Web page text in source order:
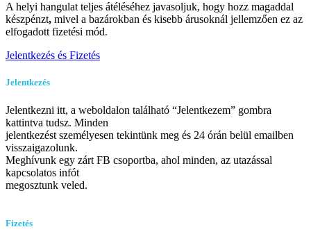
A helyi hangulat teljes átéléséhez javasoljuk, hogy hozz magaddal
készpénzt, mivel a bazárokban és kisebb árusoknál jellemzően ez az
elfogadott fizetési mód.
Jelentkezés és Fizetés
Jelentkezés
Jelentkezni itt, a weboldalon található “Jelentkezem” gombra
kattintva tudsz. Minden
jelentkezést személyesen tekintünk meg és 24 órán belül emailben
visszaigazolunk.
Meghívunk egy zárt FB csoportba, ahol minden, az utazással
kapcsolatos infót
megosztunk veled.
Fizetés